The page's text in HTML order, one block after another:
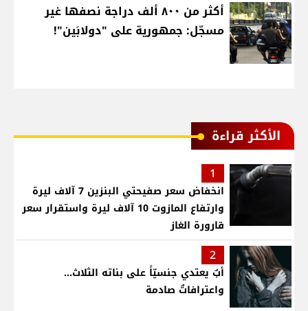
أكثر من ٨٠٠ ألف دراجة نصفها غير
مسجّل: جمهورية على "دولابَين"!
الأكثر قراءة
1
انخفاض سعر صفيحتي البنزين 7 آلاف ليرة
وارتفاع المازوت 10 آلاف ليرة واستقرار سعر
قارورة الغاز
2
أبٌ يعتدي جنسيّاً على بناته الثلاث…
واعترافاتٌ صادمة